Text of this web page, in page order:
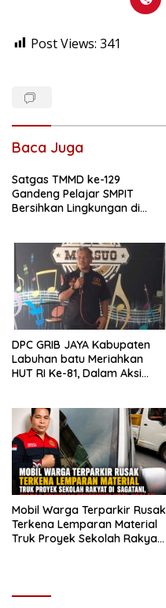
Post Views: 341
Baca Juga
Satgas TMMD ke-129
Gandeng Pelajar SMPIT
Bersihkan Lingkungan di
DPC GRIB JAYA Kabupaten
Labuhan batu Meriahkan
HUT RI Ke-81, Dalam Aksi
Pers
Mobil Warga Terparkir Rusak
Terkena Lemparan Material
Truk Proyek Sekolah Rakyat